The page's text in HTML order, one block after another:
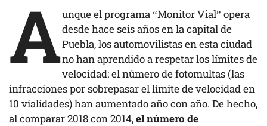
Aunque el programa “Monitor Vial” opera
desde hace seis años en la capital de
Puebla, los automovilistas en esta ciudad
no han aprendido a respetar los límites de
velocidad: el número de fotomultas (las
infracciones por sobrepasar el límite de velocidad en
10 vialidades) han aumentado año con año. De hecho,
al comparar 2018 con 2014,el número de